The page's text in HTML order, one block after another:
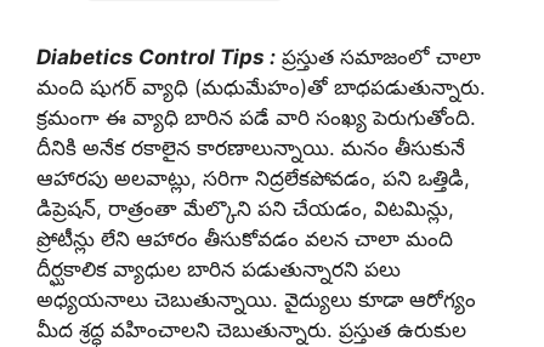
Diabetics Control Tips : ప్రస్తుత సమాజంలో చాలా
మంది షుగర్ వ్యాధి (మధుమేహం)తో బాధపడుతున్నారు.
క్రమంగా ఈ వ్యాధి బారిన పడే వారి సంఖ్య పెరుగుతోంది.
దీనికి అనేక రకాలైన కారణాలున్నాయి. మనం తీసుకునే
ఆహారపు అలవాట్లు, సరిగా నిద్రలేకపోవడం, పని ఒత్తిడి,
డిప్రెషన్, రాత్రంతా మేల్కొని పని చేయడం, విటమిన్లు,
ప్రోటీన్లు లేని ఆహారం తీసుకోవడం వలన చాలా మంది
దీర్ఘకాలిక వ్యాధుల బారిన పడుతున్నారని పలు
అధ్యయనాలు చెబుతున్నాయి. వైద్యులు కూడా ఆరోగ్యం
మీద శ్రద్ధ వహించాలని చెబుతున్నారు. ప్రస్తుత ఉరుకుల